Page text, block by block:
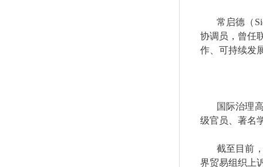
常启德（
协调员，曾任
作、可持续发
国际治理
级官员、著名
截至目前
界贸易组织上